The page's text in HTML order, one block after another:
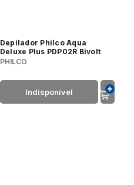
Depilador Philco Aqua
Deluxe Plus PDP02R Bivolt
PHILCO
Indisponível